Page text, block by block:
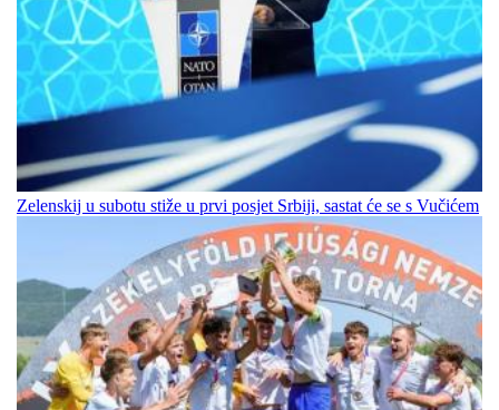
Zelenskij u subotu stiže u prvi posjet Srbiji, sastat će se s Vučićem